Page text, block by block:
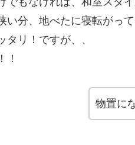
い分、地べたに寝転がっ
リ！ですが、、
！
物置に